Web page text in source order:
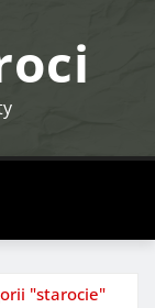
"starocie"